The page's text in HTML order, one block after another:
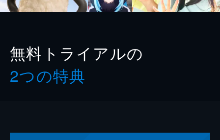
無料トライアルの
2つの特典